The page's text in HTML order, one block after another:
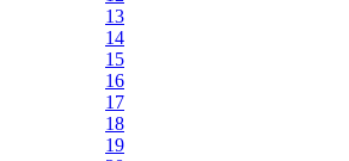
13
14
15
16
17
18
19